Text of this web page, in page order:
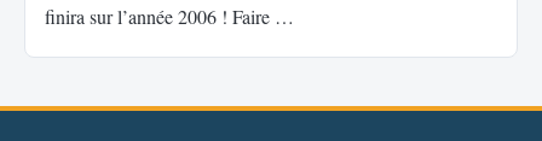
finira sur l’année 2006 ! Faire …